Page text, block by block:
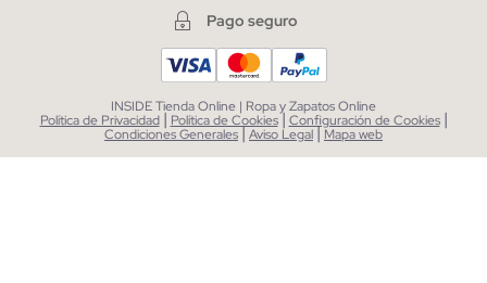
Pago seguro
INSIDE Tienda Online | Ropa y Zapatos Online
Política de Privacidad | Política de Cookies| Configuración de Cookies |
Condiciones Generales|Aviso Legal| Mapa web